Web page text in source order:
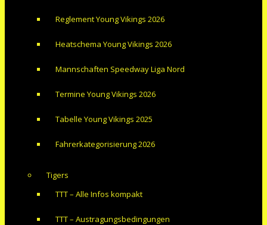
Reglement Young Vikings 2026
Heatschema Young Vikings 2026
Mannschaften Speedway Liga Nord
Termine Young Vikings 2026
Tabelle Young Vikings 2025
Fahrerkategorisierung 2026
Tigers
TTT – Alle Infos kompakt
TTT – Austragungsbedingungen